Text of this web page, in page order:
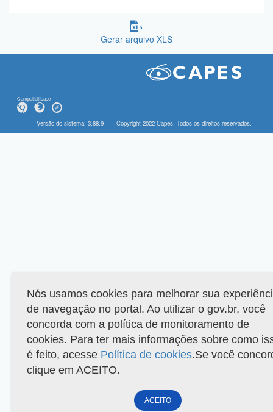
Gerar arquivo XLS
Compatibilidade
Versão do sistema: 3.88.9 Copyright 2022 Capes. Todos os direitos reservados.
Nós usamos cookies para melhorar sua
de navegação no portal. Ao utilizar o gov.br, você
concorda com a política de monitoramento de
cookies. Para ter mais informações sobre como
é feito, acesse Política de cookies.Se você
clique em ACEITO.
ACEITO